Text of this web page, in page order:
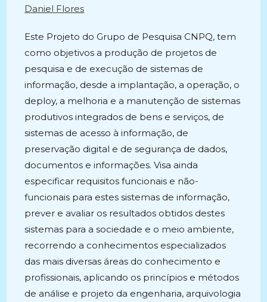
Daniel Flores
Este Projeto do Grupo de Pesquisa CNPQ, tem
como objetivos a produção de projetos de
pesquisa e de execução de sistemas de
informação, desde a implantação, a operação, o
deploy, a melhoria e a manutenção de sistemas
produtivos integrados de bens e serviços, de
sistemas de acesso à informação, de
preservação digital e de segurança de dados,
documentos e informações. Visa ainda
especificar requisitos funcionais e não-
funcionais para estes sistemas de informação,
prever e avaliar os resultados obtidos destes
sistemas para a sociedade e o meio ambiente,
recorrendo a conhecimentos especializados
das mais diversas áreas do conhecimento e
profissionais, aplicando os princípios e métodos
de análise e projeto da engenharia, arquivologia